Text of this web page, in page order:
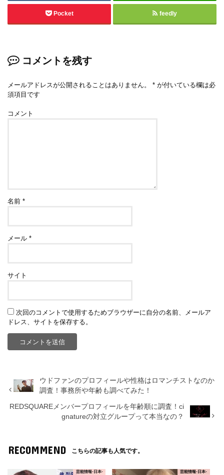
Pocket feedly
コメントを残す
メールアドレスが公開されることはありません。 * が付いている欄は必
須項目です
コメント
名前*
メール*
サイト
次回のコメントで使用するためブラウザーに自分の名前、メールア
ドレス、サイトを保存する。
ウドファンのプロフィールや性格はロマンチストなのか
調査！事務所や年齢も調べてみた！
REDSQUAREメンバープロフィールを年齢順に調査！ci
gnatureの対立グループって本当なの？
RECOMMEND こちらの記事も人気です。
芸能情報-日本- 芸能情報-日本-